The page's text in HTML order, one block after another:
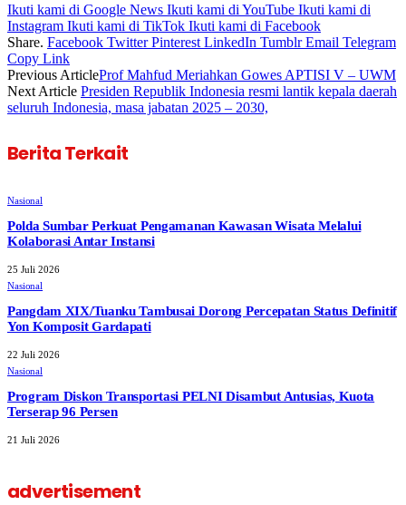
Ikuti kami di Google News Ikuti kami di YouTube Ikuti kami di
Instagram Ikuti kami di TikTok Ikuti kami di Facebook
Share. Facebook Twitter Pinterest LinkedIn Tumblr Email Telegram
Copy Link
Previous ArticleProf Mahfud Meriahkan Gowes APTISI V – UWM
Next Article Presiden Republik Indonesia resmi lantik kepala daerah
seluruh Indonesia, masa jabatan 2025 – 2030,
Berita Terkait
Nasional
Polda Sumbar Perkuat Pengamanan Kawasan Wisata Melalui
Kolaborasi Antar Instansi
25 Juli 2026
Nasional
Pangdam XIX/Tuanku Tambusai Dorong Percepatan Status Definitif
Yon Komposit Gardapati
22 Juli 2026
Nasional
Program Diskon Transportasi PELNI Disambut Antusias, Kuota
Terserap 96 Persen
21 Juli 2026
advertisement